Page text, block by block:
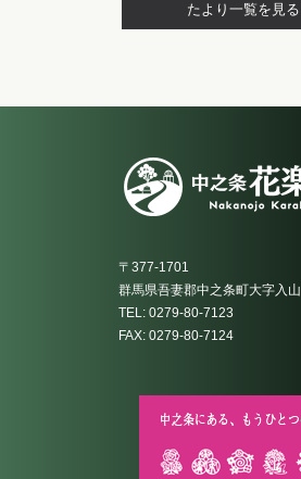
たより一覧を見る
〒377-1701
群馬県吾妻郡中之条町大字入
TEL: 0279-80-7123
FAX: 0279-80-7124